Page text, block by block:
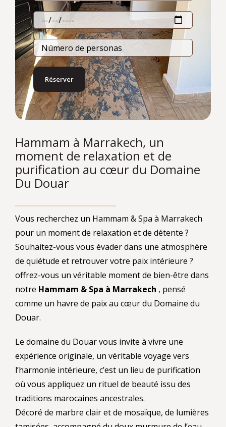
Hammam à Marrakech, un
moment de relaxation et de
purification au cœur du Domaine
Du Douar
Vous recherchez un Hammam & Spa à Marrakech
pour un moment de relaxation et de détente ?
Souhaitez-vous vous évader dans une atmosphère
de quiétude et retrouver votre paix intérieure ?
offrez-vous un véritable moment de bien-être dans
notre Hammam & Spa à Marrakech , pensé
comme un havre de paix au cœur du Domaine du
Douar.
Le domaine du Douar vous invite à vivre une
expérience originale, un véritable voyage vers
l’harmonie intérieure, c’est un lieu de purification
où vous appliquez un rituel de beauté issu des
traditions marocaines ancestrales.
Décoré de marbre clair et de mosaïque, de lumières